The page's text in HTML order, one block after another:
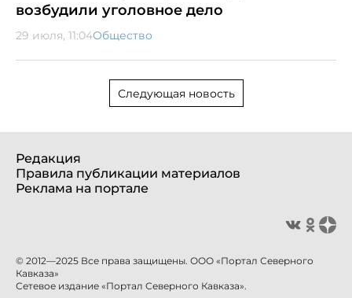
возбудили уголовное дело
29 июля, 11:04Общество
Следующая новость
Редакция
Правила публикации материалов
Реклама на портале
© 2012—2025 Все права защищены. ООО «Портал Северного
Кавказа»
Сетевое издание «Портал Северного Кавказа».